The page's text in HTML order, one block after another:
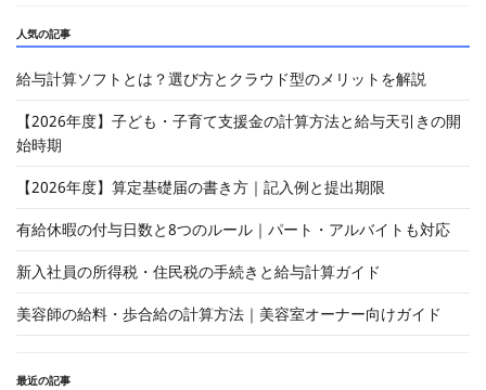
人気の記事
給与計算ソフトとは？選び方とクラウド型のメリットを解説
【2026年度】子ども・子育て支援金の計算方法と給与天引きの開
始時期
【2026年度】算定基礎届の書き方｜記入例と提出期限
有給休暇の付与日数と8つのルール｜パート・アルバイトも対応
新入社員の所得税・住民税の手続きと給与計算ガイド
美容師の給料・歩合給の計算方法｜美容室オーナー向けガイド
最近の記事